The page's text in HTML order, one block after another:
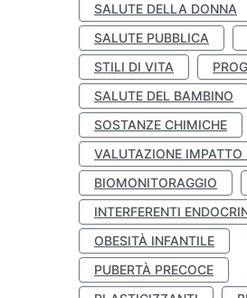
SALUTE DELLA DONNA
SALUTE PUBBLICA
STILI DI VITA
SALUTE DEL BAMBINO
SOSTANZE CHIMICHE
VALUTAZIONE
BIOMONITORAGGIO
INTERFERENTI
OBESITÀ INFANTILE
PUBERTÀ PRECOCE